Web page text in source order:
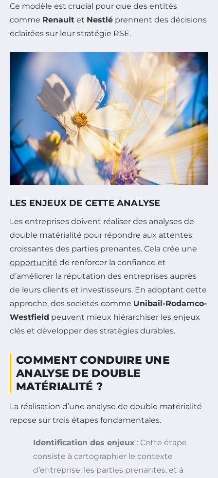
Ce modèle est crucial pour que des entités
comme Renault et Nestlé prennent des décisions
éclairées sur leur stratégie RSE.
LES ENJEUX DE CETTE ANALYSE
Les entreprises doivent réaliser des analyses de
double matérialité pour répondre aux attentes
croissantes des parties prenantes. Cela crée une
opportunité de renforcer la confiance et
d’améliorer la réputation des entreprises auprès
de leurs clients et investisseurs. En adoptant cette
approche, des sociétés comme Unibail-Rodamco-
Westfield peuvent mieux hiérarchiser les enjeux
clés et développer des stratégies durables.
COMMENT CONDUIRE UNE
ANALYSE DE DOUBLE
MATÉRIALITÉ ?
La réalisation d’une analyse de double matérialité
repose sur trois étapes fondamentales.
Identification des enjeux : Cette étape
consiste à cartographier le contexte
d’entreprise, les parties prenantes, et à